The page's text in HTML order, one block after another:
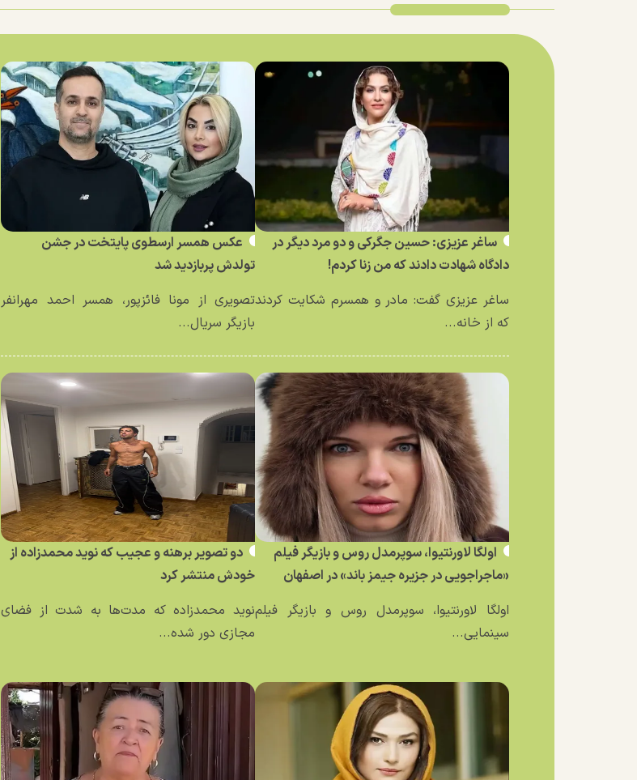
ساغر عزیزی: حسین جگرکی و دو مرد دیگر در
دادگاه شهادت دادند که من زنا کردم!
ساغر عزیزی گفت: مادر و همسرم شکایت کردند
که از خانه...
عکس همسر ارسطوی پایتخت در جشن
تولدش پربازدید شد
تصویری از مونا فائزپور، همسر احمد مهرانفر
بازیگر سریال...
اولگا لاورنتیوا، سوپرمدل روس و بازیگر فیلم
«ماجراجویی در جزیره جیمز باند» در اصفهان
اولگا لاورنتیوا، سوپرمدل روس و بازیگر فیلم
سینمایی...
دو تصویر برهنه و عجیب که نوید محمدزاده از
خودش منتشر کرد
نوید محمدزاده که مدت‌ها به شدت از فضای
مجازی دور شده...